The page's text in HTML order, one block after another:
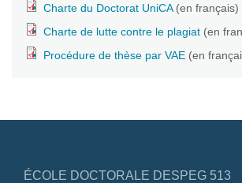
Charte du Doctorat UniCA(en français)
Charte de lutte contre le plagiat (en
Procédure de thèse par VAE (en
ÉCOLE DOCTORALE DESPEG 513